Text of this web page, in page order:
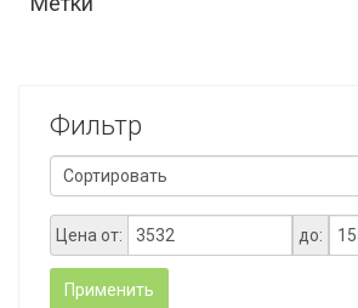
Фильтр
Цена от: до:
Применить